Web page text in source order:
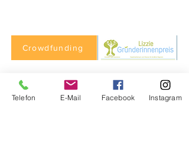
Crowdfunding
Telefon E-Mail Facebook Instagram